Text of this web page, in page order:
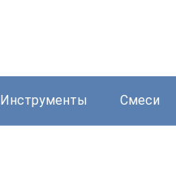
Инструменты Смеси